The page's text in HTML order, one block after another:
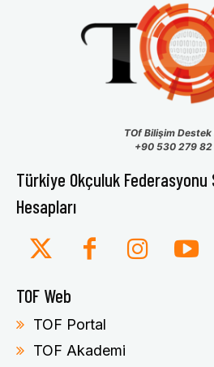
TOf Bilişim Destek
+90 530 279
Türkiye Okçuluk Federasyonu
Hesapları
TOF Web
TOF Portal
TOF Akademi